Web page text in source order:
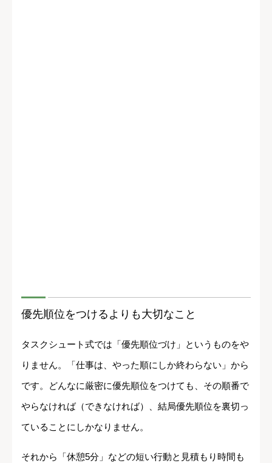
優先順位をつけるよりも大切なこと
タスクシュート式では「優先順位づけ」というものをや
りません。「仕事は、やった順にしか終わらない」から
です。どんなに厳密に優先順位をつけても、その順番で
やらなければ（できなければ）、結局優先順位を裏切っ
ていることにしかなりません。
それから「休憩5分」などの短い行動と見積もり時間も